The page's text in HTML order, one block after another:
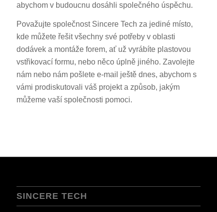
abychom v budoucnu dosáhli společného úspěchu.
Považujte společnost Sincere Tech za jediné místo,
kde můžete řešit všechny své potřeby v oblasti
dodávek a montáže forem, ať už vyrábíte plastovou
vstřikovací formu, nebo něco úplně jiného. Zavolejte
nám nebo nám pošlete e-mail ještě dnes, abychom s
vámi prodiskutovali váš projekt a způsob, jakým
můžeme vaší společnosti pomoci.
SINCERE TECH